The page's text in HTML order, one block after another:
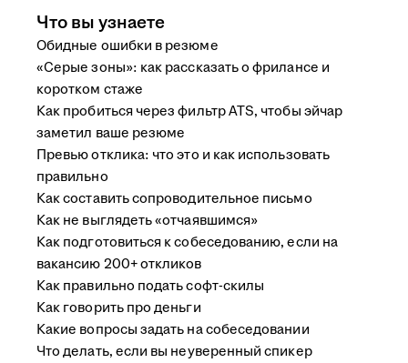
Что вы узнаете
Обидные ошибки в резюме
«Серые зоны»: как рассказать о фрилансе и
коротком стаже
Как пробиться через фильтр ATS, чтобы эйчар
заметил ваше резюме
Превью отклика: что это и как использовать
правильно
Как составить сопроводительное письмо
Как не выглядеть «отчаявшимся»
Как подготовиться к собеседованию, если на
вакансию 200+ откликов
Как правильно подать софт-скилы
Как говорить про деньги
Какие вопросы задать на собеседовании
Что делать, если вы неуверенный спикер